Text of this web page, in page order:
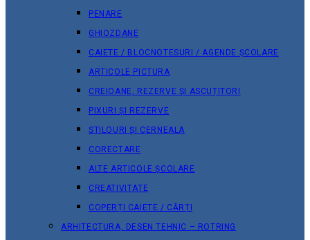
PENARE
GHIOZDANE
CAIETE / BLOCNOTESURI / AGENDE ȘCOLARE
ARTICOLE PICTURA
CREIOANE, REZERVE ȘI ASCUȚITORI
PIXURI ȘI REZERVE
STILOURI ȘI CERNEALA
CORECTARE
ALTE ARTICOLE ȘCOLARE
CREATIVITATE
COPERȚI CAIETE / CĂRȚI
ARHITECTURA, DESEN TEHNIC – ROTRING